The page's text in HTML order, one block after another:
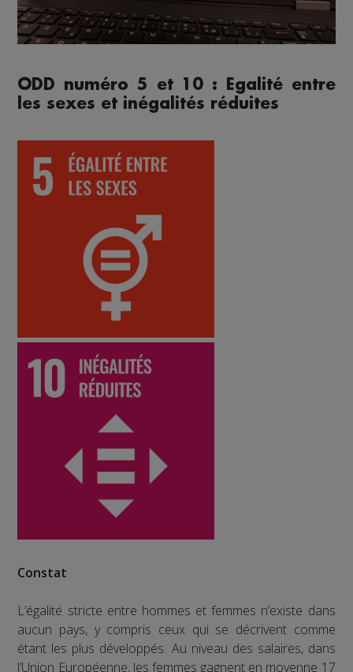
ODD numéro 5 et 10 : Egalité entre
les sexes et inégalités réduites
Constat
L’égalité stricte entre hommes et femmes n’existe dans
aucun pays, y compris ceux qui se décrivent comme
étant les plus développés. Au niveau des salaires, dans
l’Union Européenne, les femmes gagnent en moyenne 17